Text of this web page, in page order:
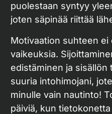
puolestaan syntyy
joten säpinää riittää
Motivaation suhteen ei
vaikeuksia.
edistäminen ja
suuria intohimojani,
minulle vain nautinto!
päiviä, kun